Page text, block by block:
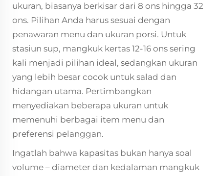
ukuran, biasanya berkisar dari 8 ons hingga 32
ons. Pilihan Anda harus sesuai dengan
penawaran menu dan ukuran porsi. Untuk
stasiun sup, mangkuk kertas 12-16 ons sering
kali menjadi pilihan ideal, sedangkan ukuran
yang lebih besar cocok untuk salad dan
hidangan utama. Pertimbangkan
menyediakan beberapa ukuran untuk
memenuhi berbagai item menu dan
preferensi pelanggan.
Ingatlah bahwa kapasitas bukan hanya soal
volume – diameter dan kedalaman mangkuk